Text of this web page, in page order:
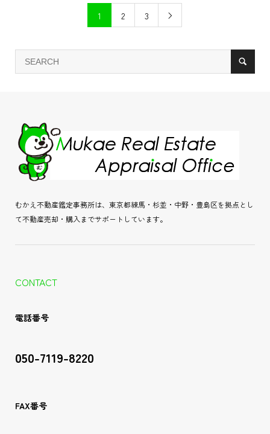
1 2 3 
むかえ不動産鑑定事務所は、東京都練馬・杉並・中野・豊島区を拠点とし
て不動産売却・購入までサポートしています。
CONTACT
電話番号
050-7119-8220
FAX番号